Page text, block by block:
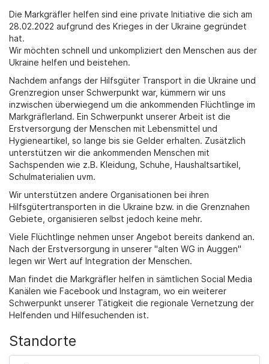
Die Markgräfler helfen sind eine private Initiative die sich am
28.02.2022 aufgrund des Krieges in der Ukraine gegründet
hat.
Wir möchten schnell und unkompliziert den Menschen aus der
Ukraine helfen und beistehen.
Nachdem anfangs der Hilfsgüter Transport in die Ukraine und
Grenzregion unser Schwerpunkt war, kümmern wir uns
inzwischen überwiegend um die ankommenden Flüchtlinge im
Markgräflerland. Ein Schwerpunkt unserer Arbeit ist die
Erstversorgung der Menschen mit Lebensmittel und
Hygieneartikel, so lange bis sie Gelder erhalten. Zusätzlich
unterstützen wir die ankommenden Menschen mit
Sachspenden wie z.B. Kleidung, Schuhe, Haushaltsartikel,
Schulmaterialien uvm.
Wir unterstützen andere Organisationen bei ihren
Hilfsgütertransporten in die Ukraine bzw. in die Grenznahen
Gebiete, organisieren selbst jedoch keine mehr.
Viele Flüchtlinge nehmen unser Angebot bereits dankend an.
Nach der Erstversorgung in unserer "alten WG in Auggen"
legen wir Wert auf Integration der Menschen.
Man findet die Markgräfler helfen in sämtlichen Social Media
Kanälen wie Facebook und Instagram, wo ein weiterer
Schwerpunkt unserer Tätigkeit die regionale Vernetzung der
Helfenden und Hilfesuchenden ist.
Standorte